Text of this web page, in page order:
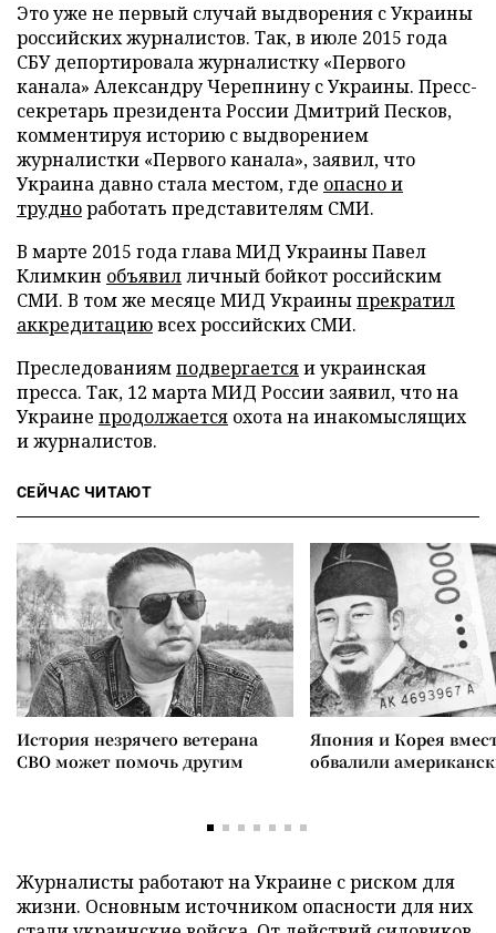
Это уже не первый случай выдворения с Украины
российских журналистов. Так, в июле 2015 года
СБУ депортировала журналистку «Первого
канала» Александру Черепнину с Украины. Пресс-
секретарь президента России Дмитрий Песков,
комментируя историю с выдворением
журналистки «Первого канала», заявил, что
Украина давно стала местом, где опасно и
трудноработать представителям СМИ.
В марте 2015 года глава МИД Украины Павел
Климкин объявилличный бойкот российским
СМИ. В том же месяце МИД Украиныпрекратил
аккредитациювсех российских СМИ.
Преследованиямподвергаетсяи украинская
пресса. Так, 12 марта МИД России заявил, что на
Украине продолжается охота на инакомыслящих
и журналистов.
СЕЙЧАС ЧИТАЮТ
История незрячего ветерана
СВО может помочь другим
Япония и Корея
обвалили
Журналисты работают на Украине с риском для
жизни. Основным источником опасности для них